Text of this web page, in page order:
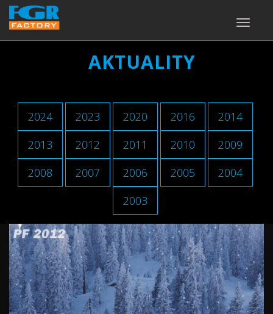
TOGGLE
AKTUALITY
2024 2023 2020 2016
2014
2013
2012 2011 2010
2009
2008
2007 2006 2005
2004
2003